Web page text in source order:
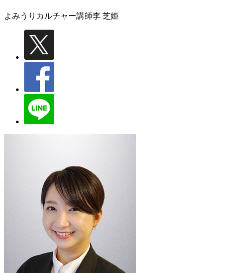
よみうりカルチャー講師李 芝姫